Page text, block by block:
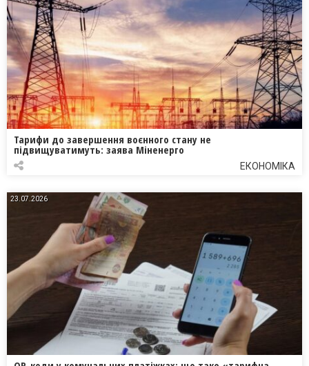
Тарифи до завершення воєнного стану не
підвищуватимуть: заява Міненерго
ЕКОНОМІКА
23.07.2026